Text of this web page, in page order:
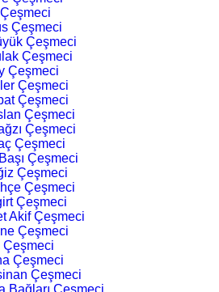
Çeşmeci
Çeşmeci
Çeşmeci
Çeşmeci
Çeşmeci
Çeşmeci
Çeşmeci
Çeşmeci
Çeşmeci
Çeşmeci
Çeşmeci
Çeşmeci
Çeşmeci
Akif Çeşmeci
Çeşmeci
Çeşmeci
Çeşmeci
Çeşmeci